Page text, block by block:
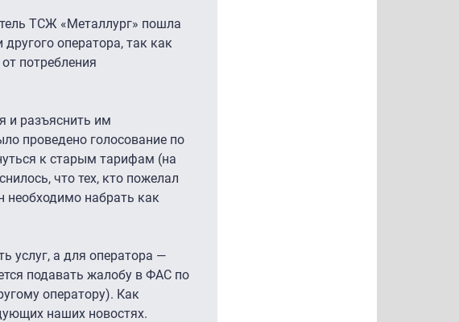
ТСЖ «Металлург» пошла
оператора, так как
потребления
и разъяснить им
проведено голосование по
к старым тарифам (на
что тех, кто пожелал
необходимо набрать как
услуг, а для оператора —
подавать жалобу в ФАС по
оператору). Как
наших новостях.